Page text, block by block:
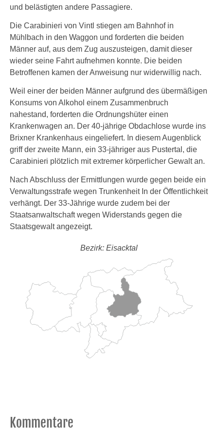
und belästigten andere Passagiere.
Die Carabinieri von Vintl stiegen am Bahnhof in
Mühlbach in den Waggon und forderten die beiden
Männer auf, aus dem Zug auszusteigen, damit dieser
wieder seine Fahrt aufnehmen konnte. Die beiden
Betroffenen kamen der Anweisung nur widerwillig nach.
Weil einer der beiden Männer aufgrund des übermäßigen
Konsums von Alkohol einem Zusammenbruch
nahestand, forderten die Ordnungshüter einen
Krankenwagen an. Der 40-jährige Obdachlose wurde ins
Brixner Krankenhaus eingeliefert. In diesem Augenblick
griff der zweite Mann, ein 33-jähriger aus Pustertal, die
Carabinieri plötzlich mit extremer körperlicher Gewalt an.
Nach Abschluss der Ermittlungen wurde gegen beide ein
Verwaltungsstrafe wegen Trunkenheit In der Öffentlichkeit
verhängt. Der 33-Jährige wurde zudem bei der
Staatsanwaltschaft wegen Widerstands gegen die
Staatsgewalt angezeigt.
Bezirk: Eisacktal
Kommentare